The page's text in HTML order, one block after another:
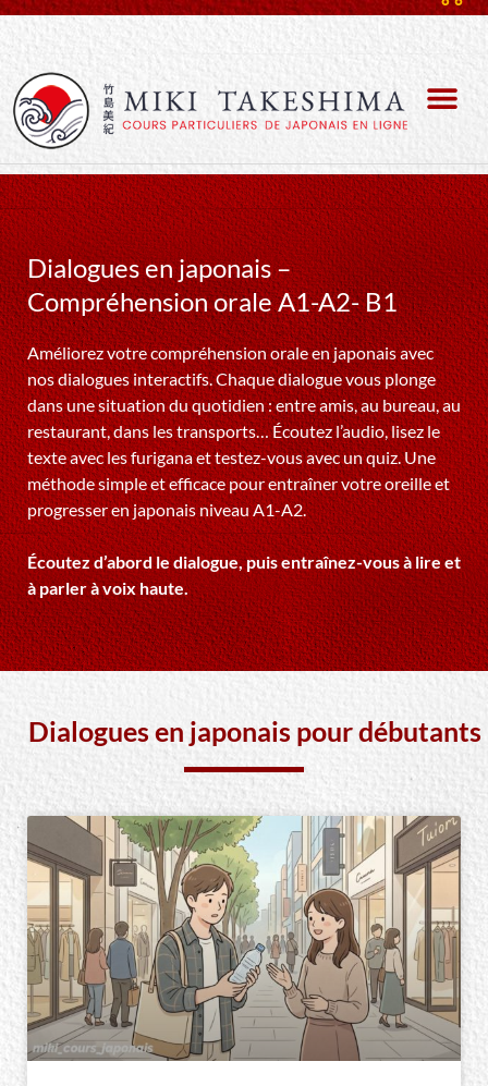
Dialogues en japonais –
Compréhension orale A1-A2- B1
Améliorez votre compréhension orale en japonais avec
nos dialogues interactifs. Chaque dialogue vous plonge
dans une situation du quotidien : entre amis, au bureau, au
restaurant, dans les transports… Écoutez l’audio, lisez le
texte avec les furigana et testez-vous avec un quiz. Une
méthode simple et efficace pour entraîner votre oreille et
progresser en japonais niveau A1-A2.
Écoutez d’abord le dialogue, puis entraînez-vous à lire et
à parler à voix haute.
Dialogues en japonais pour débutants